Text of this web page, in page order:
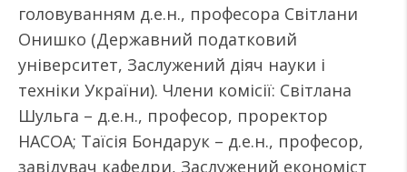
головуванням д.е.н., професора Світлани
Онишко (Державний податковий
університет, Заслужений діяч науки і
техніки України). Члени комісії: Світлана
Шульга – д.е.н., професор, проректор
НАСОА; Таїсія Бондарук – д.е.н., професор,
завідувач кафедри, Заслужений економіст